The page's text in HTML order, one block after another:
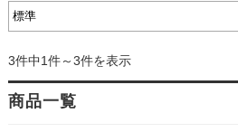
3件中1件～3件を表示
商品一覧